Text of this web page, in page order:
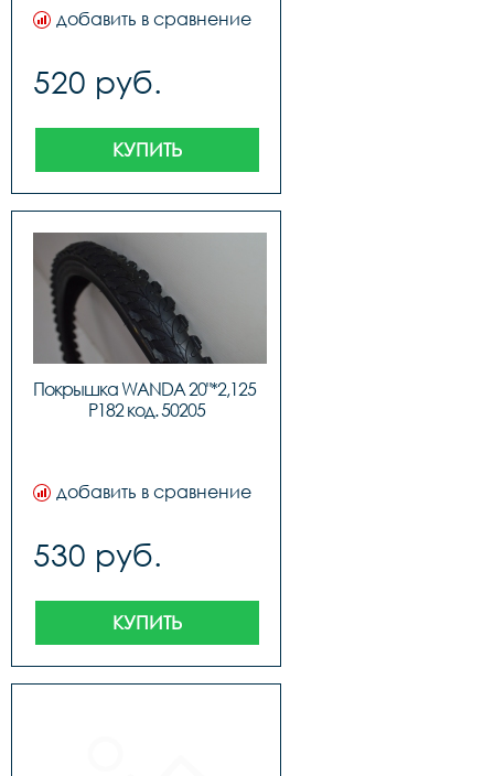
добавить в сравнение
520 руб.
КУПИТЬ
Покрышка WANDA 20"*2,125
P182 код. 50205
добавить в сравнение
530 руб.
КУПИТЬ